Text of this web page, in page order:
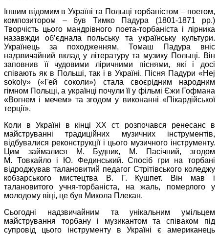
Іншим відомим в Україні та Польщі торбаністом – поетом,
композитором – був Тимко Падура (1801-1871 рр.)
Творчість цього мандрівного поета-торбаніста і лірника
назавжди об’єднала польську та українську культури.
Українець за походженням, Томаш Падура вніс
надзвичайний вклад у літературу та музику Польщі. Він
заповнив її чудовими ліричними піснями, які і досі
співають як в Польші, так і в Україні. Пісня Падури «Hej
sokoly» («Гей соколи») стала своєрідним народним
гімном Польщі, а українці почули її у фільмі Єжи Гофмана
«Вогнем і мечем» та згодом у виконанні «Пікардійської
терції».
Коли в Україні в кінці ХХ ст. розпочався ренесанс в
майструванні традиційних музичних інструментів,
відбувалися реконструкції і цього музичного інструменту.
Цим займалися М. Будник, М. Пасічний, згодом
М. Товкайло і Ю. Фединський. Спосіб гри на торбані
відроджував талановитий педагог Стрітівського коледжу
кобзарського мистецтва В. Г. Кушпет. Він мав і
талановитого учня-торбаніста, на жаль, померлого у
молодому віці, це був Микола Плекан.
Сьогодні надзвичайним та унікальним умільцем
майстрування торбану і музикантом та співаком під
супровід цього інструменту в Україні є американець